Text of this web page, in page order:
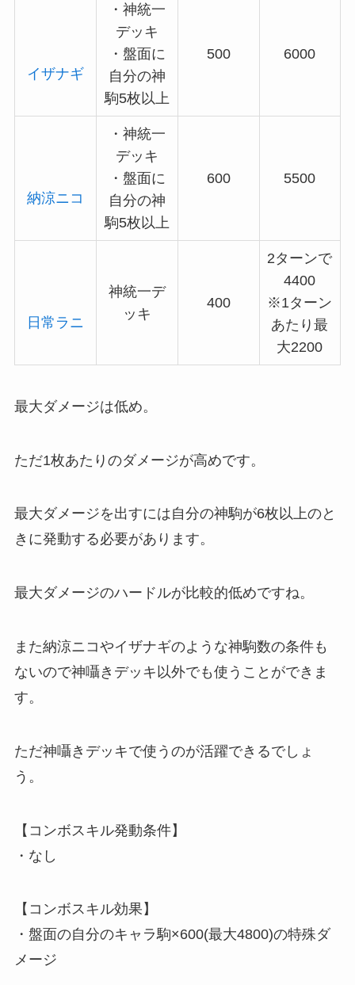
イザナギ
・神統一
デッキ
・盤面に
自分の神
駒5枚以上
500 6000
納涼ニコ
・神統一
デッキ
・盤面に
自分の神
駒5枚以上
600 5500
日常ラニ
神統一デ
ッキ
400
2ターンで
4400
※1ターン
あたり最
大2200
最大ダメージは低め。
ただ1枚あたりのダメージが高めです。
最大ダメージを出すには自分の神駒が6枚以上のと
きに発動する必要があります。
最大ダメージのハードルが比較的低めですね。
また納涼ニコやイザナギのような神駒数の条件も
ないので神囁きデッキ以外でも使うことができま
す。
ただ神囁きデッキで使うのが活躍できるでしょ
う。
【コンボスキル発動条件】
・なし
【コンボスキル効果】
・盤面の自分のキャラ駒×600(最大4800)の特殊ダ
メージ